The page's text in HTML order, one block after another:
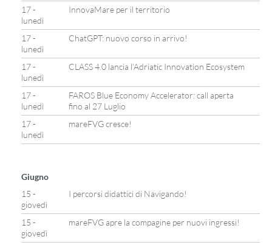
17 -
lunedì
InnovaMare per il territorio
17 -
lunedì
ChatGPT: nuovo corso in arrivo!
17 -
lunedì
CLASS 4.0 lancia l’Adriatic Innovation Ecosystem
17 -
lunedì
FAROS Blue Economy Accelerator: call aperta
fino al 27 Luglio
17 -
lunedì
mareFVG cresce!
Giugno
15 -
giovedì
I percorsi didattici di Navigando!
15 -
giovedì
mareFVG apre la compagine per nuovi ingressi!